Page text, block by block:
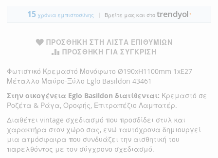
15χρόνια εμπιστοσύνης | Βρείτε μας και στο trendyol ●
ΠΡΟΣΘΉΚΗ ΣΤΗ ΛΊΣΤΑ ΕΠΙΘΥΜΙΏΝ
ΠΡΟΣΘΉΚΗ ΓΙΑ ΣΎΓΚΡΙΣΗ
Φωτιστικό Κρεμαστό Μονόφωτο Ø190xH1100mm 1xE27
Μέταλλο Μαύρο-Ξύλο Eglo Basildon 43461
Στην οικογένεια Eglo Basildon διατίθενται: Κρεμαστό σε
Ροζέτα & Ράγα, Οροφής, Επιτραπέζιο Λαμπατέρ.
Διαθέτει vintage σχεδιασμό που προσδίδει στυλ και
χαρακτήρα στον χώρο σας, ενώ ταυτόχρονα δημιουργεί
μια ατμόσφαιρα που συνδυάζει την αισθητική του
παρελθόντος με τον σύγχρονο σχεδιασμό.